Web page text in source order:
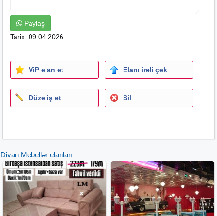
DivanTaxtlarin sifarişi.Reng seçimide etmək
mümkündür.Alt hissəsi bazaıdır .İstənilən ölçüdə və
rəngdə sifariş etmək mūmkūndūr.
Paylaş
Tarix: 09.04.2026
ViP elan et Elanı irəli çək
Düzəliş et Sil
Divan Mebellər elanları